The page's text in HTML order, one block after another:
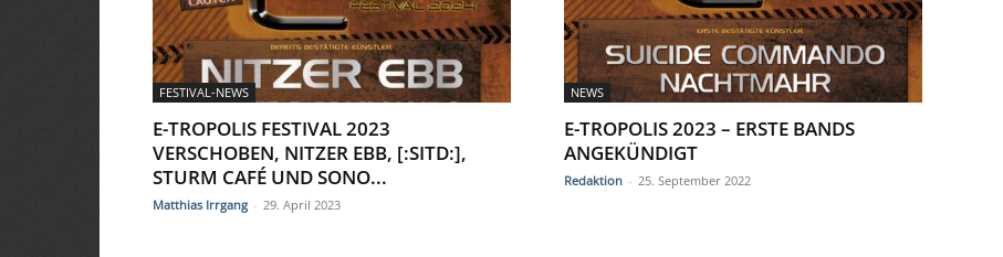
FESTIVAL-NEWS
E-TROPOLIS FESTIVAL 2023
VERSCHOBEN, NITZER EBB, [:SITD:],
STURM CAFÉ UND SONO...
Matthias Irrgang - 29. April 2023
NEWS
E-TROPOLIS 2023 – ERSTE BANDS
ANGEKÜNDIGT
Redaktion - 25. September 2022